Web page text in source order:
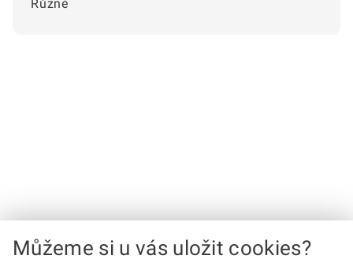
Různé
Můžeme si u vás uložit cookies?